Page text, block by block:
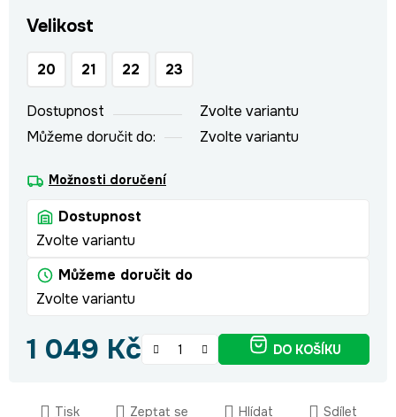
Velikost
20 21 22 23
Dostupnost
Zvolte variantu
Můžeme doručit do:
Zvolte variantu
Možnosti doručení
Dostupnost
Zvolte variantu
Můžeme doručit do
Zvolte variantu
1 049 Kč DO KOŠÍKU
Tisk Zeptat se Hlídat Sdílet